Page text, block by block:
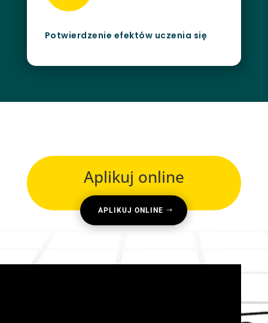
Potwierdzenie efektów uczenia się
Aplikuj online
APLIKUJ ONLINE